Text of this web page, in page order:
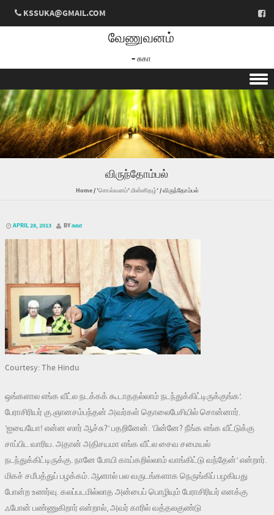
KSSUKA@GMAIL.COM
வேணுவனம்
– சுகா
Skip to content
விருந்தோம்பல்
Home/'சொல்வனம்' மின்னிதழ்'/விருந்தோம்பல்
APRIL 28, 2013 BYசுகா
Courtesy: The Hindu
ஒங்களால எங்க வீட்ல நடக்கக் கூடாததல்லாம் நடந்துக்கிட்டிருக்குங்க’.
பேராசிரியர் கு.ஞானசம்பந்தன் அவர்கள் தொலைபேசியில் சொன்னார்.
’ஐயையோ! என்ன ஸார் ஆச்சு?’ பதறினேன். ‘பின்னே? நீங்க எங்க வீட்டுக்கு
சாப்பிட வாரிய. அதான் அதிசயமா எங்க வீட்ல சைவ சமையல்
நடந்துக்கிட்டிருக்கு. நானே போயி காய்கறில்லாம் வாங்கிட்டு வந்தேன்’ என்றார்.
மிகச் சமீபத்துப் பழக்கம். ஆனால் பல வருடங்களாக நெருங்கிப் பழகியது
போன்ற உணர்வு. கலப்படமில்லாத அன்பைப் பொழியும் பேராசிரியர் எனக்கு
ஃபோன் பண்ணுகிறார் என்றால், அவர் காரில் வத்தலகுண்டு